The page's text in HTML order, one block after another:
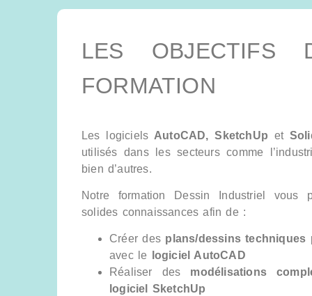
LES OBJECTIFS
FORMATION
Les logiciels AutoCAD, SketchUp et
utilisés dans les secteurs comme
bien d’autres.
Notre formation Dessin Industriel vous
solides connaissances afin de :
Créer des plans/dessins techniques
avec le
logiciel AutoCAD
Réaliser des modélisations
logiciel SketchUp